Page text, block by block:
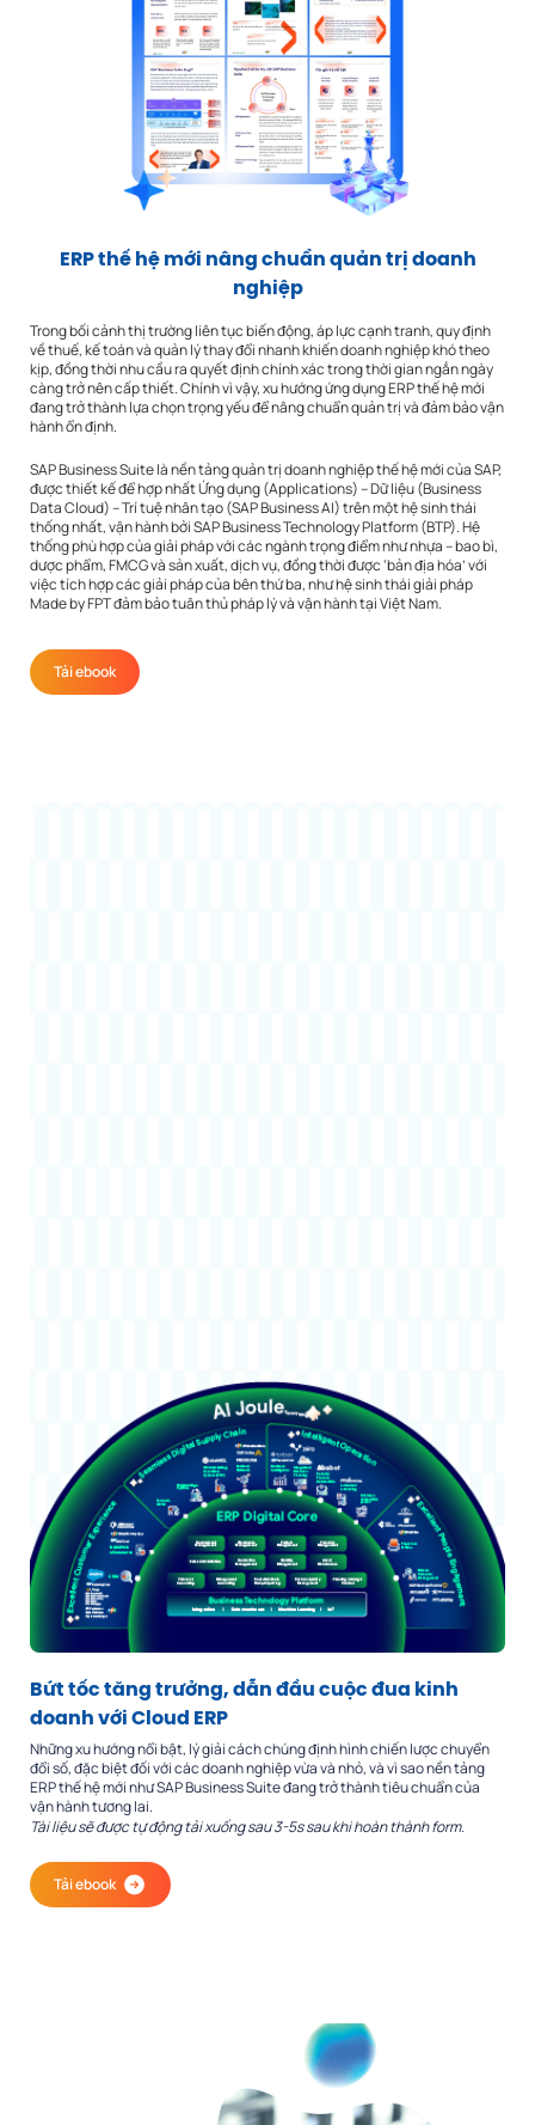
ERP thế hệ mới nâng chuẩn quản trị doanh
nghiệp
Trong bối cảnh thị trường liên tục biến động, áp lực cạnh tranh, quy định
về thuế, kế toán và quản lý thay đổi nhanh khiến doanh nghiệp khó theo
kịp, đồng thời nhu cầu ra quyết định chính xác trong thời gian ngắn ngày
càng trở nên cấp thiết. Chính vì vậy, xu hướng ứng dụng ERP thế hệ mới
đang trở thành lựa chọn trọng yếu để nâng chuẩn quản trị và đảm bảo vận
hành ổn định.
SAP Business Suite là nền tảng quản trị doanh nghiệp thế hệ mới của SAP,
được thiết kế để hợp nhất Ứng dụng (Applications) – Dữ liệu (Business
Data Cloud) – Trí tuệ nhân tạo (SAP Business AI) trên một hệ sinh thái
thống nhất, vận hành bởi SAP Business Technology Platform (BTP). Hệ
thống phù hợp của giải pháp với các ngành trọng điểm như nhựa – bao bì,
dược phẩm, FMCG và sản xuất, dịch vụ, đồng thời được ‘bản địa hóa’ với
việc tích hợp các giải pháp của bên thứ ba, như hệ sinh thái giải pháp
Made by FPT đảm bảo tuân thủ pháp lý và vận hành tại Việt Nam.
Tải ebook
Bứt tốc tăng trưởng, dẫn đầu cuộc đua kinh
doanh với Cloud ERP
Những xu hướng nổi bật, lý giải cách chúng định hình chiến lược chuyển
đổi số, đặc biệt đối với các doanh nghiệp vừa và nhỏ, và vì sao nền tảng
ERP thế hệ mới như SAP Business Suite đang trở thành tiêu chuẩn của
vận hành tương lai.
Tài liệu sẽ được tự động tải xuống sau 3-5s sau khi hoàn thành form.
Tải ebook